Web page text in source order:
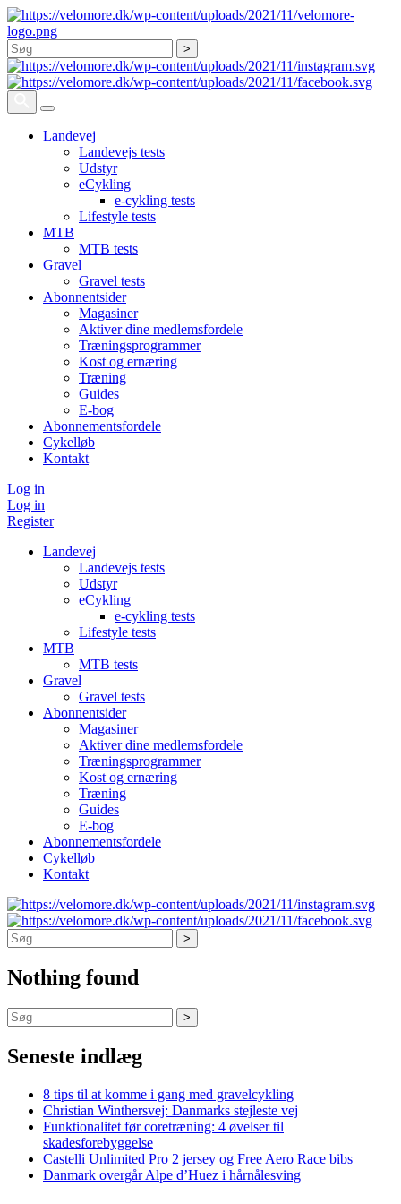
Søg
Landevej
Landevejs tests
Udstyr
eCykling
e-cykling tests
Lifestyle tests
MTB
MTB tests
Gravel
Gravel tests
Abonnentsider
Magasiner
Aktiver dine medlemsfordele
Træningsprogrammer
Kost og ernæring
Træning
Guides
E-bog
Abonnementsfordele
Cykelløb
Kontakt
Log in
Log in
Register
Landevej
Landevejs tests
Udstyr
eCykling
e-cykling tests
Lifestyle tests
MTB
MTB tests
Gravel
Gravel tests
Abonnentsider
Magasiner
Aktiver dine medlemsfordele
Træningsprogrammer
Kost og ernæring
Træning
Guides
E-bog
Abonnementsfordele
Cykelløb
Kontakt
Søg
Nothing found
Søg
Seneste indlæg
8 tips til at komme i gang med gravelcykling
Christian Winthersvej: Danmarks stejleste vej
Funktionalitet før coretræning: 4 øvelser til
skadesforebyggelse
Castelli Unlimited Pro 2 jersey og Free Aero Race bibs
Danmark overgår Alpe d’Huez i hårnålesving